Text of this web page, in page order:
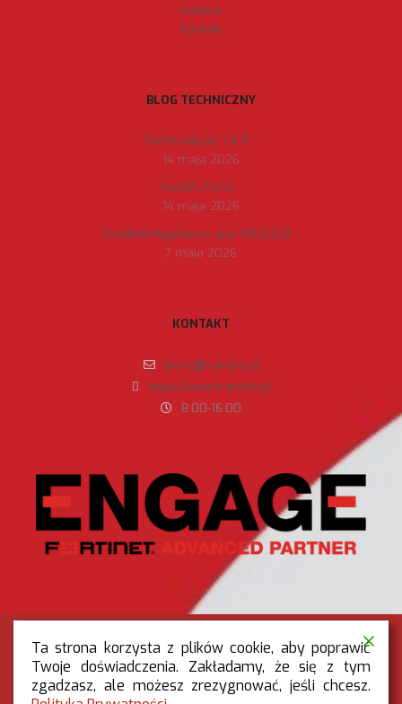
Kariera
Kontakt
BLOG TECHNICZNY
FortiAnalyzer 7.4.11
14 maja 2026
FortiOS 7.4.12
14 maja 2026
FortiMail Appliance and VM 8.0.0
7 maja 2026
KONTAKT
biuro@b-and-b.pl
https://www.b-and-b.pl
8:00-16:00
RODO |POLITYKA PRYWATNOŚCI
Ta strona korzysta z plików cookie, aby poprawić
Twoje doświadczenia. Zakładamy, że się z tym
zgadzasz, ale możesz zrezygnować, jeśli chcesz.